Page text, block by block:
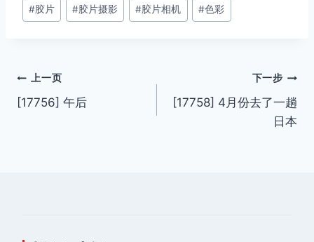
标
#胶片 #胶片摄影 #胶片相机 #色彩
文
章
上一页
[17756] 午后
下一步
[17758] 4月份去了一趟
日本